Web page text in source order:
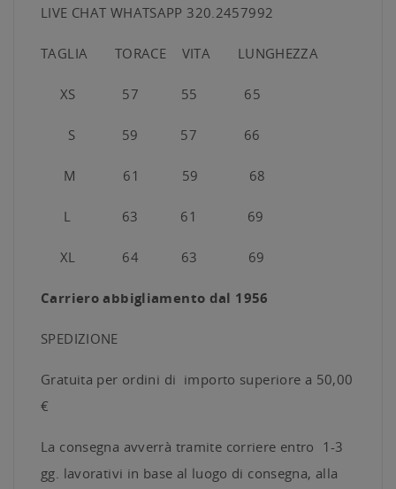
LIVE CHAT WHATSAPP 320.2457992
TAGLIA TORACE VITA LUNGHEZZA
XS 57 55 65
S 59 57 66
M 61 59 68
L 63 61 69
XL 64 63 69
Carriero abbigliamento dal 1956
SPEDIZIONE
Gratuita per ordini di importo superiore a 50,00
€
La consegna avverrà tramite corriere entro 1-3
gg. lavorativi in base al luogo di consegna, alla